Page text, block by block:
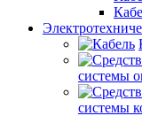
системы
системы